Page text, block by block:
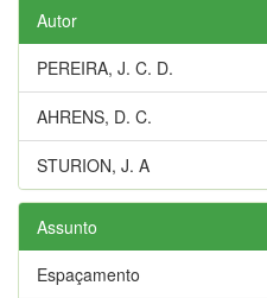
Autor
PEREIRA, J. C. D.
AHRENS, D. C.
STURION, J. A
Assunto
Espaçamento